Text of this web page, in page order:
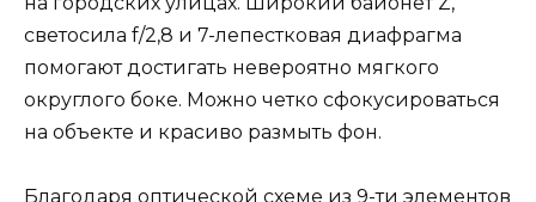
светосила f/2,8 и 7-лепестковая диафрагма
помогают достигать невероятно мягкого
округлого боке. Можно четко сфокусироваться
на объекте и красиво размыть фон.
Благодаря оптической схеме из 9-ти элементов